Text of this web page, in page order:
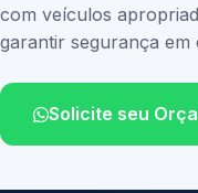
com veículos
garantir segurança em
Solicite seu